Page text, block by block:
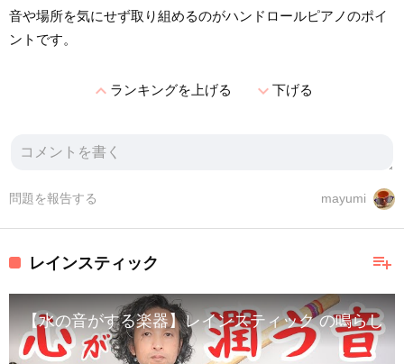
音や場所を気にせず取り組めるのがハンドロールピアノのポイ
ントです。
expand_lessランキングを上げる expand_more下げる
mayumi
問題を報告する
playlist_add
レインスティック
【水の音がする楽器】レインスティック の鳴らし